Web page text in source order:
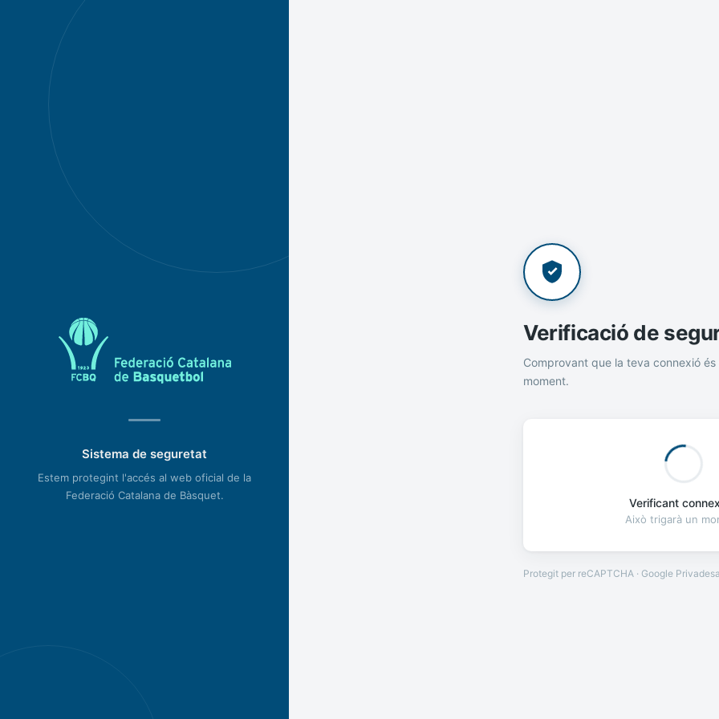
Sistema de seguretat
Estem protegint l'accés al web oficial de la
Federació Catalana de Bàsquet.
Verificació de
Comprovant que la teva connexió és
moment.
Verificant
Això trigarà un
Protegit per reCAPTCHA · Google Privadesa